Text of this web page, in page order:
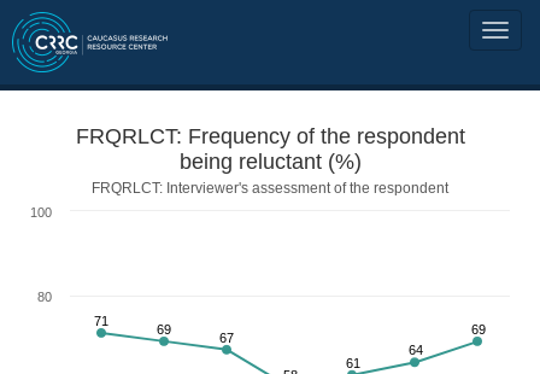
FRQRLCT: Frequency of the respondent
being reluctant (%)
FRQRLCT: Interviewer's assessment of the respondent
71
69
67
61
64
69
80
100